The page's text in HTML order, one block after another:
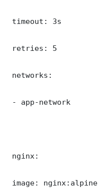
timeout: 3s
retries: 5
networks:
- app-network
nginx:
image: nginx:alpine